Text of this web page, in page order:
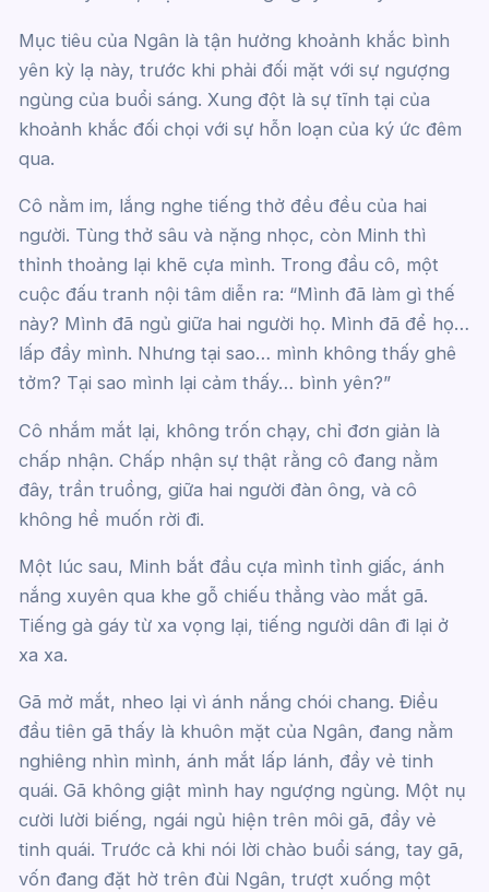
Mục tiêu của Ngân là tận hưởng khoảnh khắc bình
yên kỳ lạ này, trước khi phải đối mặt với sự ngượng
ngùng của buổi sáng. Xung đột là sự tĩnh tại của
khoảnh khắc đối chọi với sự hỗn loạn của ký ức đêm
qua.
Cô nằm im, lắng nghe tiếng thở đều đều của hai
người. Tùng thở sâu và nặng nhọc, còn Minh thì
thỉnh thoảng lại khẽ cựa mình. Trong đầu cô, một
cuộc đấu tranh nội tâm diễn ra: “Mình đã làm gì thế
này? Mình đã ngủ giữa hai người họ. Mình đã để họ…
lấp đầy mình. Nhưng tại sao… mình không thấy ghê
tởm? Tại sao mình lại cảm thấy… bình yên?”
Cô nhắm mắt lại, không trốn chạy, chỉ đơn giản là
chấp nhận. Chấp nhận sự thật rằng cô đang nằm
đây, trần truồng, giữa hai người đàn ông, và cô
không hề muốn rời đi.
Một lúc sau, Minh bắt đầu cựa mình tỉnh giấc, ánh
nắng xuyên qua khe gỗ chiếu thẳng vào mắt gã.
Tiếng gà gáy từ xa vọng lại, tiếng người dân đi lại ở
xa xa.
Gã mở mắt, nheo lại vì ánh nắng chói chang. Điều
đầu tiên gã thấy là khuôn mặt của Ngân, đang nằm
nghiêng nhìn mình, ánh mắt lấp lánh, đầy vẻ tinh
quái. Gã không giật mình hay ngượng ngùng. Một nụ
cười lười biếng, ngái ngủ hiện trên môi gã, đầy vẻ
tinh quái. Trước cả khi nói lời chào buổi sáng, tay gã,
vốn đang đặt hờ trên đùi Ngân, trượt xuống một